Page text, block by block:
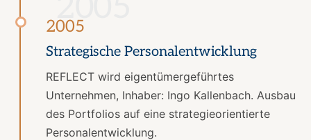
2005
Strategische Personalentwicklung
REFLECT wird eigentümergeführtes
Unternehmen, Inhaber: Ingo Kallenbach. Ausbau
des Portfolios auf eine strategieorientierte
Personalentwicklung.